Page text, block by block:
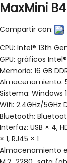
MaxMini
Compartir con:
CPU: Intel® 13th
GPU: gráficos Intel®
Memoria: 16 GB
Almacenamiento:
Sistema: Windows
Wifi: 2.4GHz/5GHz
Bluetooth:
Interfaz: USB × 4,
× 1, RJ45 × 1
Almacenamiento